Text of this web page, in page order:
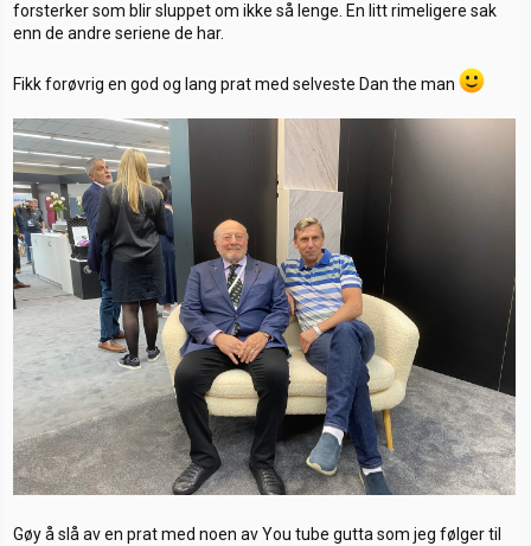
forsterker som blir sluppet om ikke så lenge. En litt rimeligere sak
enn de andre seriene de har.
Fikk forøvrig en god og lang prat med selveste Dan the man
Gøy å slå av en prat med noen av You tube gutta som jeg følger til